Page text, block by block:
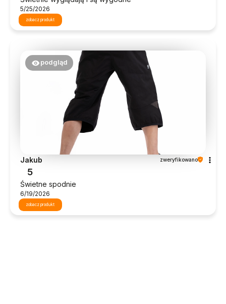
5/25/2026
zobacz produkt
podgląd
Jakub zweryfikowano
5
Świetne spodnie
6/19/2026
zobacz produkt